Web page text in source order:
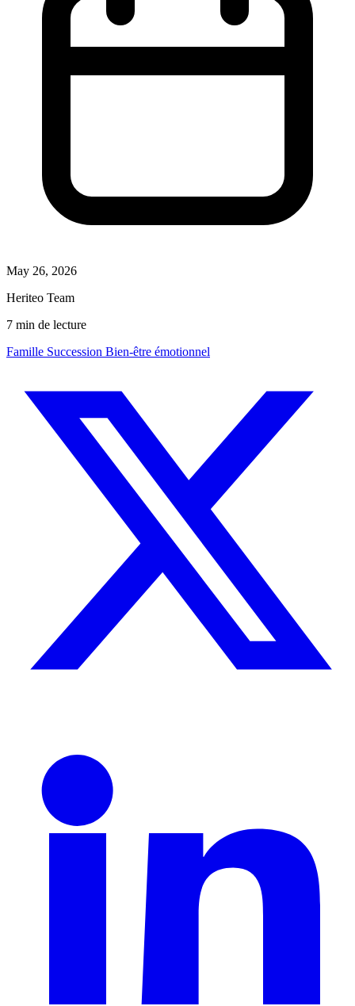
May 26, 2026
Heriteo Team
7 min de lecture
Famille Succession Bien-être émotionnel